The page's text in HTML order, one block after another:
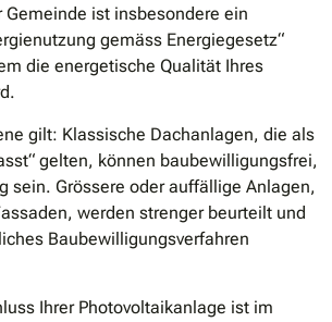
ist insbesondere ein
gemäss Energiegesetz“
die energetische Qualität Ihres
gilt: Klassische Dachanlagen, die als
gelten, können baubewilligungsfrei,
sein. Grössere oder auffällige Anlagen,
werden strenger beurteilt und
Baubewilligungsverfahren
Ihrer Photovoltaikanlage ist im